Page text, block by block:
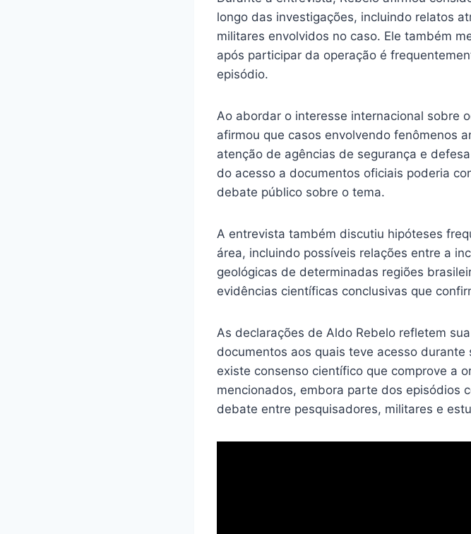
longo das investigações, incluindo relatos
militares envolvidos no caso. Ele também
após participar da operação é
episódio.
Ao abordar o interesse internacional sobre
afirmou que casos envolvendo fenômenos
atenção de agências de segurança e
do acesso a documentos oficiais poderia
debate público sobre o tema.
A entrevista também discutiu hipóteses
área, incluindo possíveis relações entre a
geológicas de determinadas regiões
evidências científicas conclusivas que
As declarações de Aldo Rebelo refletem
documentos aos quais teve acesso
existe consenso científico que comprove a
mencionados, embora parte dos episódios
debate entre pesquisadores, militares e